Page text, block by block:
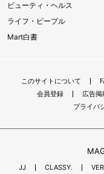
ビューティ・ヘルス
ライフ・ピープル
Mart白書
このサイトについて
会員登録
広告掲
プライバ
JJ CLASSY.